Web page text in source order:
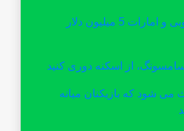
شرکت های کره جنوبی و امارات 5 میلیون دلار
از اسکنه دوری کنید
می شود که بازیکنان میانه